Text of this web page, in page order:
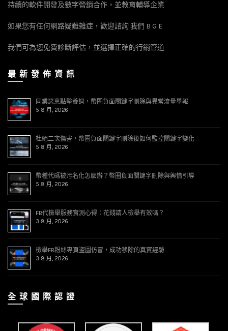
持續的軟件開發及數字營銷合作，並教育輔導企業
如果您有任何網路疑難雜症，歡迎諮詢 我們 B G E
我們可為您免費診斷評估，並選擇正確的行銷管道
最 新 發 佈 資 訊
同業惡意點擊養詞，幣圈負面關鍵字刪除與異常流量舉報
5 8 月, 2026
杜絕二次傷害，幣圈負面關鍵字刪除後如何監控關鍵字變化
5 8 月, 2026
幣種代碼被污名化怎麼辦？幣圈負面關鍵字刪除與輿情引導
5 8 月, 2026
FB代檢舉服務實測心得：花錢請人檢舉有效嗎？
3 8 月, 2026
檢舉FB粉絲專頁盜圖仿冒，成功移除的真實經驗
3 8 月, 2026
全 球 國 際 認 證